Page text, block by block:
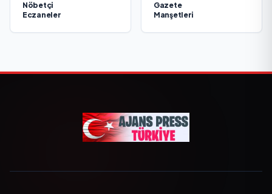
Nöbetçi
Eczaneler
Gazete
Manşetleri